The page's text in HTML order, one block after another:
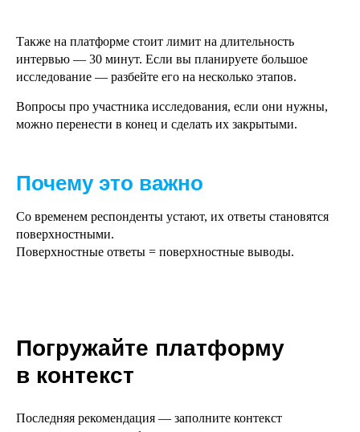
Также на платформе стоит лимит на длительность
интервью — 30 минут. Если вы планируете большое
исследование — разбейте его на несколько этапов.
Вопросы про участника исследования, если они нужны,
можно перенести в конец и сделать их закрытыми.
Почему это важно
Со временем респонденты устают, их ответы становятся
поверхностными.
Поверхностные ответы = поверхностные выводы.
Погружайте платформу
в контекст
Последняя рекомендация — заполните контекст